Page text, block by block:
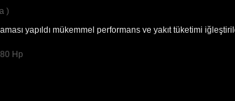
yapıldı mükemmel performans ve yakıt tüketimi
Hp